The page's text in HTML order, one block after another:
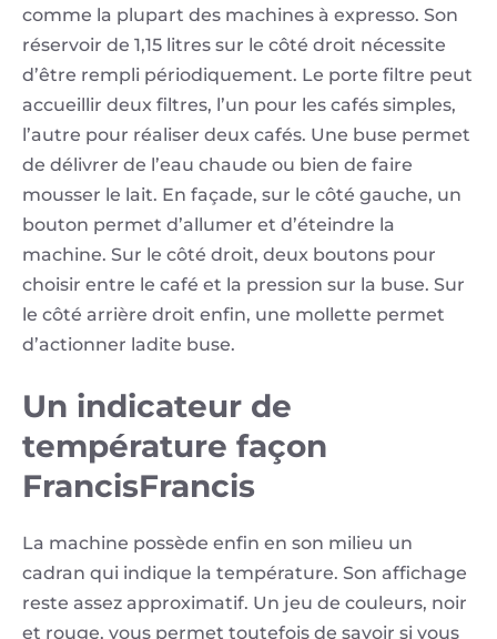
comme la plupart des machines à expresso. Son
réservoir de 1,15 litres sur le côté droit nécessite
d’être rempli périodiquement. Le porte filtre peut
accueillir deux filtres, l’un pour les cafés simples,
l’autre pour réaliser deux cafés. Une buse permet
de délivrer de l’eau chaude ou bien de faire
mousser le lait. En façade, sur le côté gauche, un
bouton permet d’allumer et d’éteindre la
machine. Sur le côté droit, deux boutons pour
choisir entre le café et la pression sur la buse. Sur
le côté arrière droit enfin, une mollette permet
d’actionner ladite buse.
Un indicateur de
température façon
FrancisFrancis
La machine possède enfin en son milieu un
cadran qui indique la température. Son affichage
reste assez approximatif. Un jeu de couleurs, noir
et rouge, vous permet toutefois de savoir si vous